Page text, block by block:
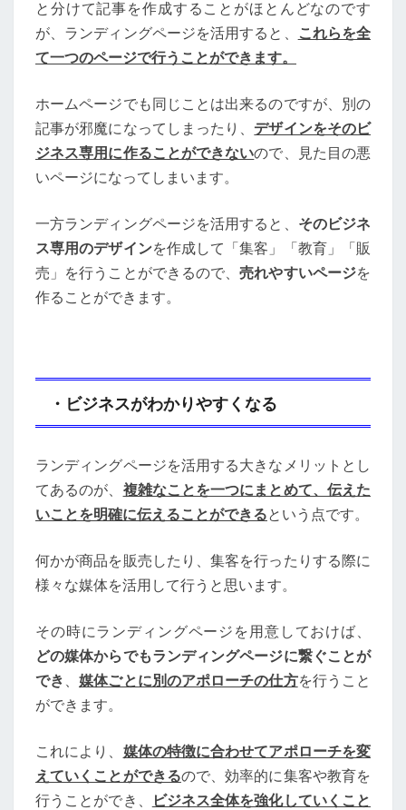
と分けて記事を作成することがほとんどなのです
が、ランディングページを活用すると、
これらを全
て一つのページで行うことができます。
ホームページでも同じことは出来るのですが、別の
記事が邪魔になってしまったり、 デザインをそのビ
ジネス専用に作ることができないので、見た目の悪
いページになってしまいます。
一方ランディングページを活用すると、 そのビジネ
ス専用のデザインを作成して「集客」「教育」「販
売」を行うことができるので、売れやすいページを
作ることができます。
・ビジネスがわかりやすくなる
ランディングページを活用する大きなメリットとし
てあるのが、 複雑なことを一つにまとめて、伝えた
いことを明確に伝えることができるという点です。
何かが商品を販売したり、集客を行ったりする際に
様々な媒体を活用して行うと思います。
その時にランディングページを用意しておけば、
どの媒体からでもランディングページに繋ぐことが
でき
、媒体ごとに別のアポローチの仕方を行うこと
ができます。
これにより、 媒体の特徴に合わせてアポローチを変
えていくことができるので、効率的に集客や教育を
行うことができ、
ビジネス全体を強化していくこと